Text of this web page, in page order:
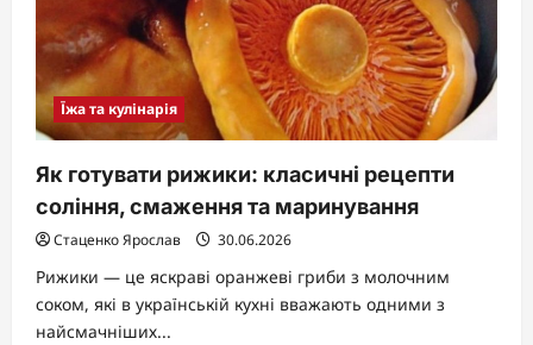
Їжа та кулінарія
Як готувати рижики: класичні рецепти
соління, смаження та маринування
Стаценко Ярослав 30.06.2026
Рижики — це яскраві оранжеві гриби з молочним
соком, які в українській кухні вважають одними з
найсмачніших...